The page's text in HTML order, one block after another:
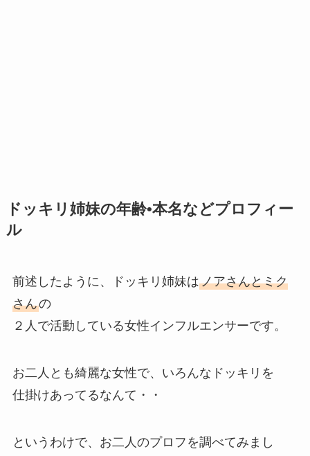
ドッキリ姉妹の年齢•本名などプロフィー
ル
前述したように、ドッキリ姉妹はノアさんとミク
さんの
２人で活動している女性インフルエンサーです。
お二人とも綺麗な女性で、いろんなドッキリを
仕掛けあってるなんて・・
というわけで、お二人のプロフを調べてみまし